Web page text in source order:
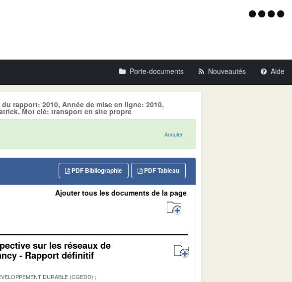
Menu
Porte-documents Nouveautés Aide
rapport: 2010, Année de mise en ligne: 2010,
Mot clé: transport en site propre
Annuler
PDF Tableau
PDF Bibliographie
Ajouter tous les documents de la page
sur les réseaux de
- Rapport définitif
DURABLE (CGEDD)